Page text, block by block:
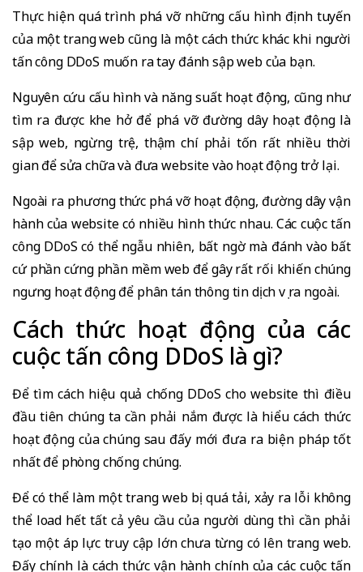
Thực hiện quá trình phá vỡ những cấu hình định tuyến
của một trang web cũng là một cách thức khác khi người
tấn công DDoS muốn ra tay đánh sập web của bạn.
Nguyên cứu cấu hình và năng suất hoạt động, cũng như
tìm ra được khe hở để phá vỡ đường dây hoạt động là
sập web, ngừng trệ, thậm chí phải tốn rất nhiều thời
gian để sửa chữa và đưa website vào hoạt động trở lại.
Ngoài ra phương thức phá vỡ hoạt động, đường dây vận
hành của website có nhiều hình thức nhau. Các cuộc tấn
công DDoS có thể ngẫu nhiên, bất ngờ mà đánh vào bất
cứ phần cứng phần mềm web để gây rất rối khiến chúng
ngưng hoạt động để phân tán thông tin dịch vụ ra ngoài.
Cách thức hoạt động của các
cuộc tấn công DDoS là gì?
Để tìm cách hiệu quả chống DDoS cho website thì điều
đầu tiên chúng ta cần phải nắm được là hiểu cách thức
hoạt động của chúng sau đấy mới đưa ra biện pháp tốt
nhất để phòng chống chúng.
Để có thể làm một trang web bị quá tải, xảy ra lỗi không
thể load hết tất cả yêu cầu của người dùng thì cần phải
tạo một áp lực truy cập lớn chưa từng có lên trang web.
Đấy chính là cách thức vận hành chính của các cuộc tấn